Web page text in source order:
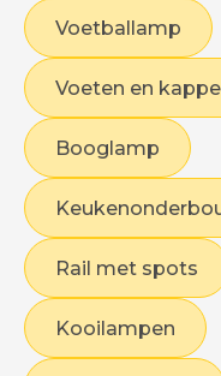
Voetballamp
Voeten en
Booglamp
Rail met spots
Kooilampen